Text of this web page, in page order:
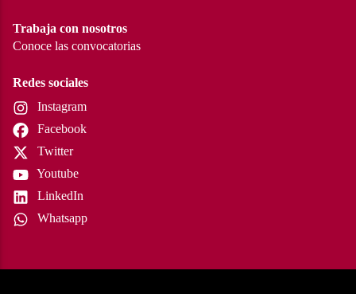
Trabaja con nosotros
Conoce las convocatorias
Redes sociales
Instagram
Facebook
Twitter
Youtube
LinkedIn
Whatsapp